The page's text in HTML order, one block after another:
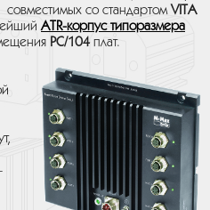
совместимых со стандартом VITA
ATR-корпус типоразмера
PC/104 плат.